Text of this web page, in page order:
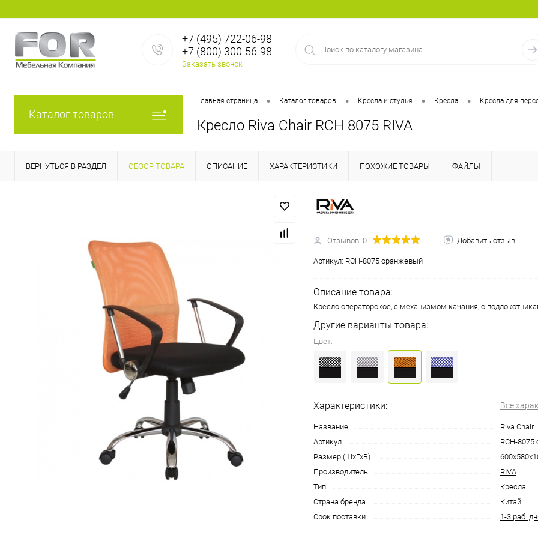
+7 (495) 722-06-98
+7 (800) 300-56-98
Заказать звонок
Каталог товаров
Главная страница • Каталог товаров • Кресла и стулья • Кресла • Кресла для
Кресло Riva Chair RCH 8075 RIVA
ВЕРНУТЬСЯ В РАЗДЕЛ ОБЗОР ТОВАРА ОПИСАНИЕ ХАРАКТЕРИСТИКИ ПОХОЖИЕ ТОВАРЫ ФАЙЛЫ
Отзывов: 0 Добавить отзыв
Артикул: RCH-8075 оранжевый
Описание товара:
Кресло операторское, с механизмом качания, с
Другие варианты товара:
Цвет:
Характеристики: Все
Название
Riva Chair
Артикул
RCH-
Размер (ШхГхВ)
Производитель
RIVA
Тип
Кресла
Страна бренда
Китай
Срок поставки
1-3 раб.